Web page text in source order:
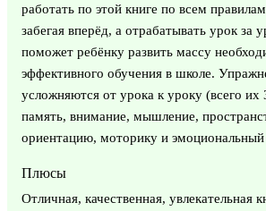
работать по этой книге по всем
забегая вперёд, а отрабатывать урок за
поможет ребёнку развить массу
эффективного обучения в школе.
усложняются от урока к уроку (всего
память, внимание, мышление,
ориентацию, моторику и эмоциональный
Плюсы
Отличная, качественная, увлекательная